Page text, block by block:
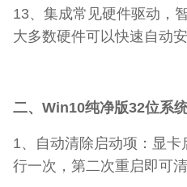
13、集成常见硬件驱动，
大多数硬件可以快速自动
二、Win10纯净版32位系
1、自动清除启动项：显
行一次，第二次重启即可清